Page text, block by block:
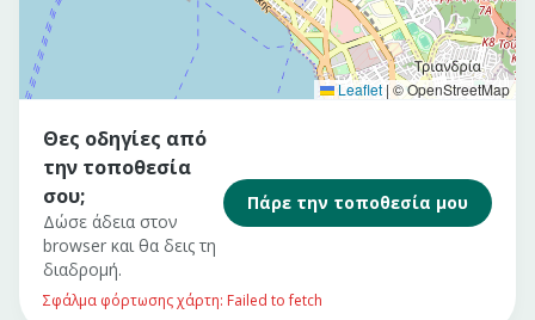
Leaflet |© OpenStreetMap
Θες οδηγίες από
την τοποθεσία
σου;
Δώσε άδεια στον
browser και θα δεις τη
διαδρομή.
Πάρε την τοποθεσία μου
Σφάλμα φόρτωσης χάρτη: Failed to fetch